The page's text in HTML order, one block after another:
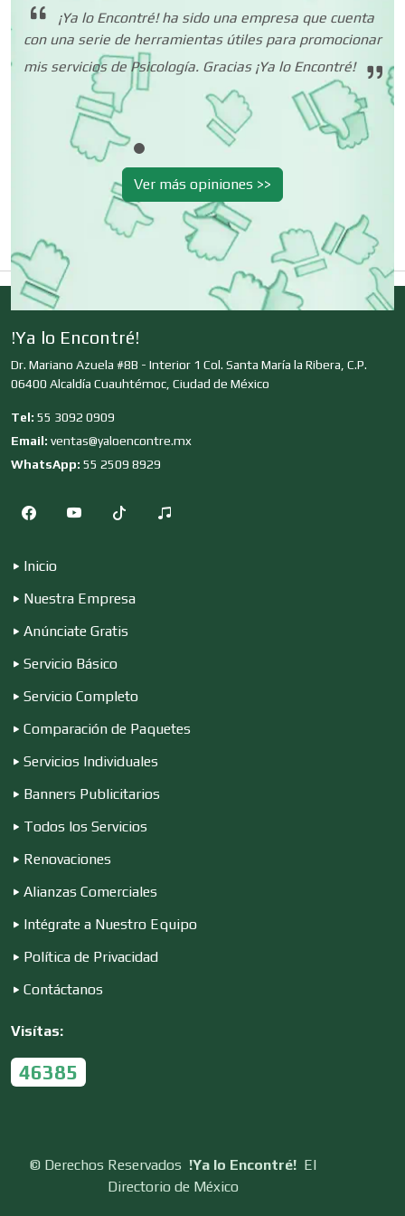
Deportes
Depósitos Dentales
Dermatólogos
Desarrollo de Software
Dulcerías
Editores
Electricidad y Plomería
Electrodomésticos
Electrónica
Elevadores y Ascensores
Empaques y Embalajes
Empresas de Limpieza
Enfermedades de la Piel
¡Ya lo Encontré! ha sido una empresa que cuenta
con una serie de herramientas útiles para promocionar
mis servicios de Psicología. Gracias ¡Ya lo Encontré!
Ver más opiniones >>
!Ya lo Encontré!
Dr. Mariano Azuela #8B - Interior 1 Col. Santa María la Ribera, C.P.
06400 Alcaldía Cuauhtémoc, Ciudad de México
Tel: 55 3092 0909
Email: ventas@yaloencontre.mx
WhatsApp: 55 2509 8929
Inicio
Nuestra Empresa
Anúnciate Gratis
Servicio Básico
Servicio Completo
Comparación de Paquetes
Servicios Individuales
Banners Publicitarios
Todos los Servicios
Renovaciones
Alianzas Comerciales
Intégrate a Nuestro Equipo
Política de Privacidad
Contáctanos
Visítas:
46385
© Derechos Reservados !Ya lo Encontré! El
Directorio de México